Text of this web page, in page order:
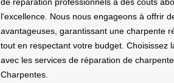
l'excellence. Nous nous engageons à offrir
avantageuses, garantissant une charpente
tout en respectant votre budget. Choisissez
avec les services de réparation de
Charpentes.